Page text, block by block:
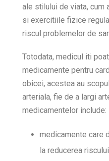
ale stilului de viata, cum
si exercitiile fizice
riscul problemelor de
Totodata, medicul iti
medicamente pentru
obicei, acestea au
arteriala, fie de a largi
medicamentelor include:
medicamente care
la reducerea